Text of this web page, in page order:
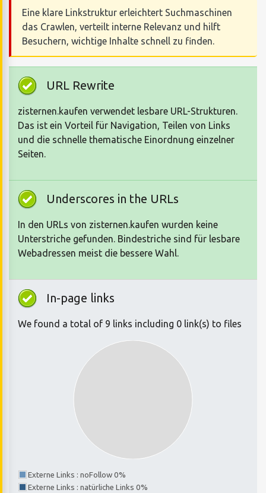
Eine klare Linkstruktur erleichtert Suchmaschinen
das Crawlen, verteilt interne Relevanz und hilft
Besuchern, wichtige Inhalte schnell zu finden.
URL Rewrite
zisternen.kaufen verwendet lesbare URL-Strukturen.
Das ist ein Vorteil für Navigation, Teilen von Links
und die schnelle thematische Einordnung einzelner
Seiten.
Underscores in the URLs
In den URLs von zisternen.kaufen wurden keine
Unterstriche gefunden. Bindestriche sind für lesbare
Webadressen meist die bessere Wahl.
In-page links
We found a total of 9 links including 0 link(s) to files
Externe Links : noFollow 0%
Externe Links : natürliche Links 0%